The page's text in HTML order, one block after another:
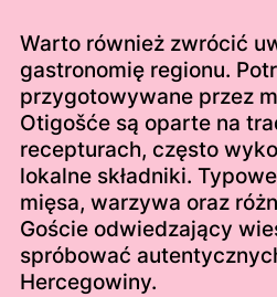
Warto również zwrócić
gastronomię regionu.
przygotowywane przez
Otigošće są oparte na
recepturach, często
lokalne składniki.
mięsa, warzywa oraz
Goście odwiedzający
spróbować
Hercegowiny.